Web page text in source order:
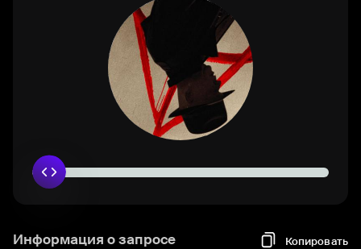
Информация о запросе Копировать